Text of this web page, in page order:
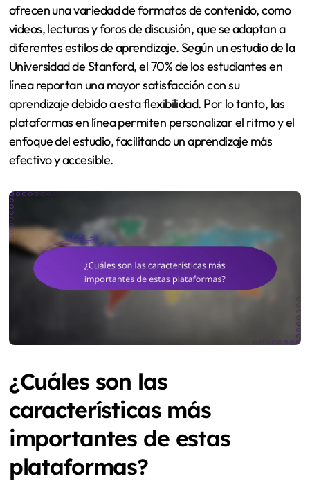
ofrecen una variedad de formatos de contenido, como
videos, lecturas y foros de discusión, que se adaptan a
diferentes estilos de aprendizaje. Según un estudio de la
Universidad de Stanford, el 70% de los estudiantes en
línea reportan una mayor satisfacción con su
aprendizaje debido a esta flexibilidad. Por lo tanto, las
plataformas en línea permiten personalizar el ritmo y el
enfoque del estudio, facilitando un aprendizaje más
efectivo y accesible.
¿Cuáles son las
características más
importantes de estas
plataformas?